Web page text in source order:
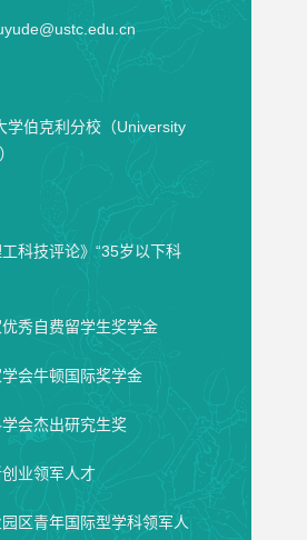
学伯克利分校（University
科技评论》“35岁以下科
秀自费留学生奖学金
会牛顿国际奖学金
会杰出研究生奖
业领军人才
区青年国际型学科领军人